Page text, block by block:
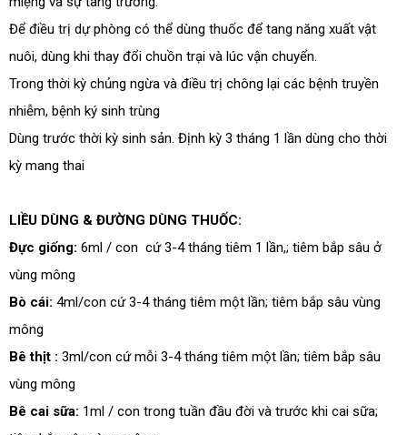
Để điều trị dự phòng có thể dùng thuốc để tang năng xuất vật
nuôi, dùng khi thay đổi chuồn trại và lúc vận chuyển.
Trong thời kỳ chủng ngừa và điều trị chông lại các bệnh truyền
nhiễm, bệnh ký sinh trùng
Dùng trước thời kỳ sinh sản. Định kỳ 3 tháng 1 lần dùng cho thời
kỳ mang thai
LIỀU DÙNG & ĐƯỜNG DÙNG THUỐC:
Đực giống: 6ml / con cứ 3-4 tháng tiêm 1 lần,; tiêm bắp sâu ở
vùng mông
Bò cái: 4ml/con cứ 3-4 tháng tiêm một lần; tiêm bắp sâu vùng
mông
Bê thịt : 3ml/con cứ mỗi 3-4 tháng tiêm một lần; tiêm bắp sâu
vùng mông
Bê cai sữa: 1ml / con trong tuần đầu đời và trước khi cai sữa;